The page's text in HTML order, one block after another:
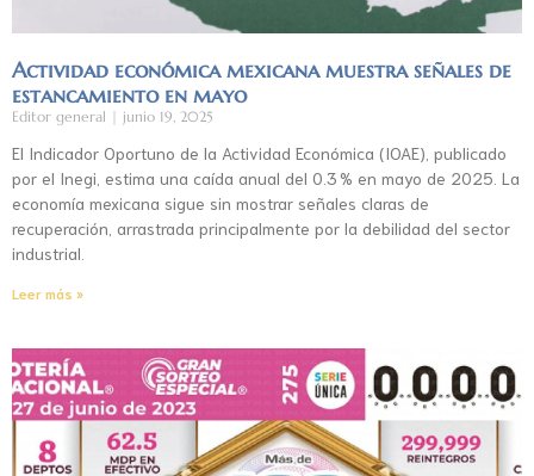
Actividad económica mexicana muestra señales de
estancamiento en mayo
Editor general junio 19, 2025
El Indicador Oportuno de la Actividad Económica (IOAE), publicado
por el Inegi, estima una caída anual del 0.3 % en mayo de 2025. La
economía mexicana sigue sin mostrar señales claras de
recuperación, arrastrada principalmente por la debilidad del sector
industrial.
Leer más »